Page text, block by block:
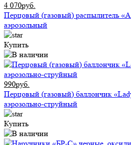
4 070руб.
Перцовый (газовый) распылитель
аэрозольный
Купить
990руб.
Перцовый (газовый) баллончик
аэрозольно-струйный
Купить